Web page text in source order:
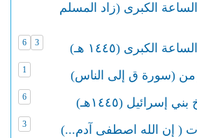
الكبرى (زاد المسلم
6 الكبرى (١٤٤٥ هـ) 3
من (سورة ق إلى الناس) 1
إسرائيل (١٤٤٥هـ) 6
( إن الله اصطفى آدم...) 3